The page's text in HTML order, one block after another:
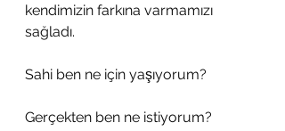
kendimizin farkına varmamızı
sağladı.
Sahi ben ne için yaşıyorum?
Gerçekten ben ne istiyorum?